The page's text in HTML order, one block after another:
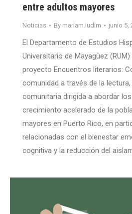
entre adultos mayores
Noticias By mariam.ludim junio 5,
El Departamento de Estudios
Universitario de Mayagüez
proyecto Encuentros literarios:
comunidad a través de la
comunitaria dirigida a abordar
crecimiento acelerado de la
mayores en Puerto Rico, en
relacionadas con el bienestar
cognitiva y la reducción del